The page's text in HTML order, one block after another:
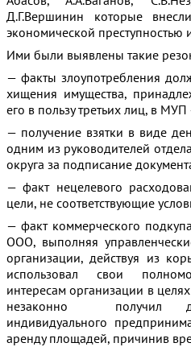
Д.Г.Вершинин которые
экономической преступностью
Ими были выявлены такие
— факты злоупотребления
хищения имущества,
его в пользу третьих лиц, в
— получение взятки в виде
одним из руководителей
округа за подписание
— факт нецелевого
цели, не соответствующие
— факт коммерческого
ООО, выполняя
организации, действуя из
использовал свои
интересам организации в
незаконно получил
индивидуального
аренду площадей, причинив